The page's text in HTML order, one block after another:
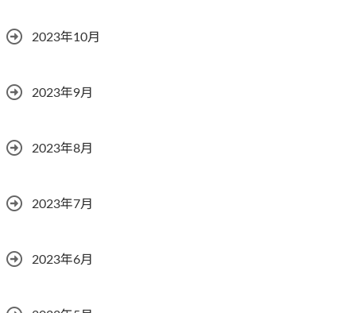
2023年10月
2023年9月
2023年8月
2023年7月
2023年6月